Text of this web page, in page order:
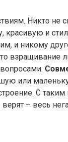
Никто не
красивую и
и никому
или
С
– весь